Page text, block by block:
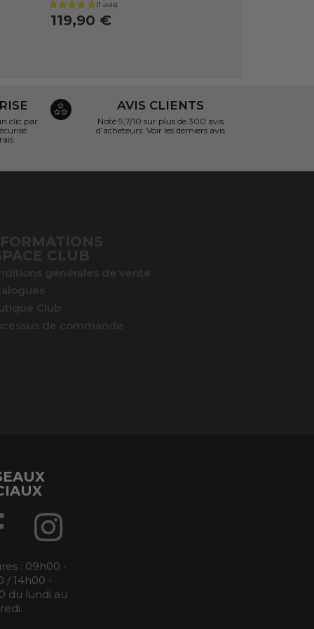
119,90 €
clic par
AVIS CLIENTS
Noté 9,7/10 sur plus de 300 avis
d’acheteurs.Voir les derniers avis
CLUB
générales de vente
Club
de commande
: 09h00 -
/ 14h00 -
du lundi au